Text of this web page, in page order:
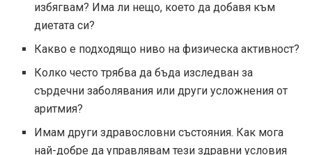
избягвам? Има ли нещо, което да добавя към
диетата си?
Какво е подходящо ниво на физическа активност?
Колко често трябва да бъда изследван за
сърдечни заболявания или други усложнения от
аритмия?
Имам други здравословни състояния. Как мога
най-добре да управлявам тези здравни условия